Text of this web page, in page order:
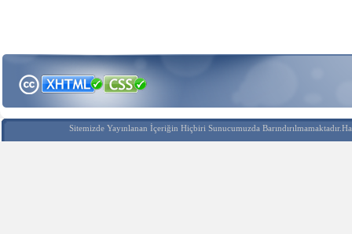
Sitemizde Yayınlanan İçeriğin Hiçbiri Sunucumuzda